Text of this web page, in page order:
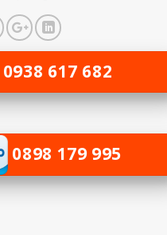
0938 617 682
0898 179 995